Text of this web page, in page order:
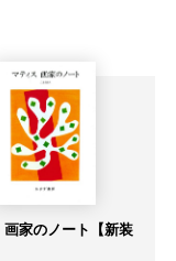
画家のノート【新装